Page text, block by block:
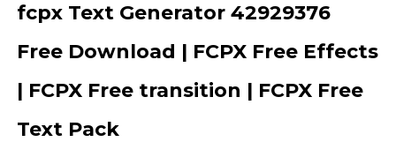
fcpx Text Generator 42929376
Free Download | FCPX Free Effects
| FCPX Free transition | FCPX Free
Text Pack